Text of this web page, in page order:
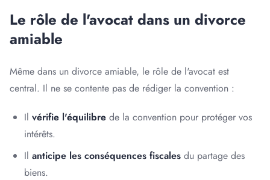
Le rôle de l'avocat dans un divorce
amiable
Même dans un divorce amiable, le rôle de l'avocat est
central. Il ne se contente pas de rédiger la convention :
Il vérifie l'équilibre de la convention pour protéger vos
intérêts.
Il anticipe les conséquences fiscales du partage des
biens.